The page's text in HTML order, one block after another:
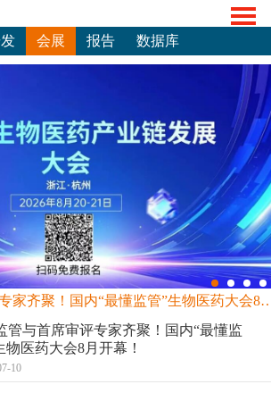
会展 报告 数据库
20+监管与首席审评专家齐聚！国内“最
管与首席审评专家齐聚！国内“最懂监
物医药大会8月开幕！
10